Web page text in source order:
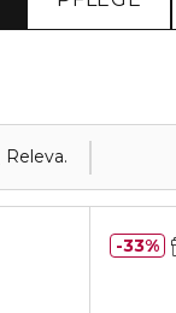
Relevanz
33%